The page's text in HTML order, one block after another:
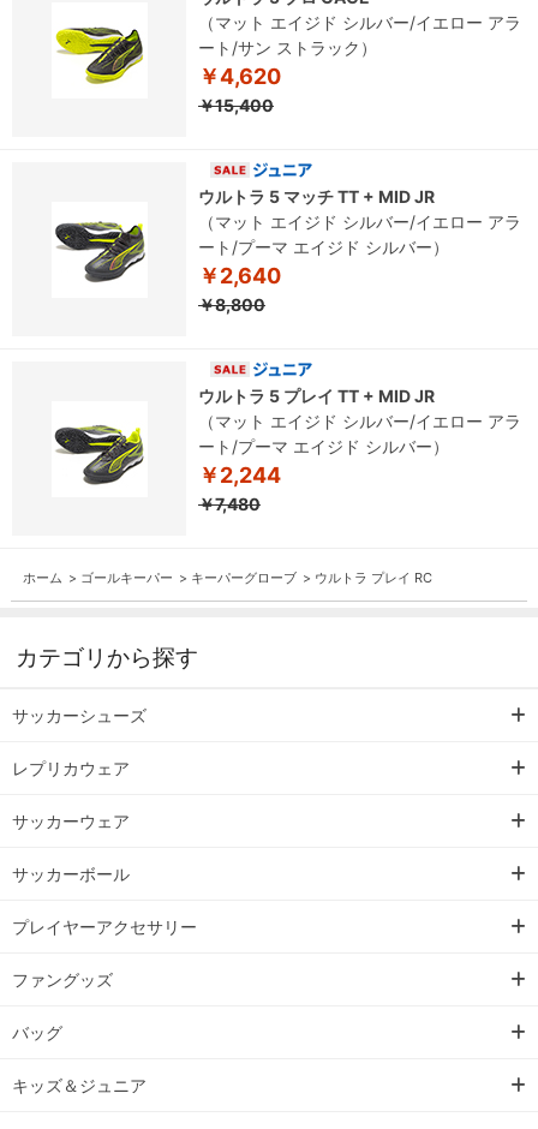
（マット エイジド シルバー/イエロー アラ
ート/サン ストラック）
￥4,620
￥15,400
ウルトラ 5 マッチ TT + MID JR
（マット エイジド シルバー/イエロー アラ
ート/プーマ エイジド シルバー）
￥2,640
￥8,800
ウルトラ 5 プレイ TT + MID JR
（マット エイジド シルバー/イエロー アラ
ート/プーマ エイジド シルバー）
￥2,244
￥7,480
ホーム > ゴールキーパー > キーパーグローブ > ウルトラ プレイ RC
カテゴリから探す
サッカーシューズ
レプリカウェア
サッカーウェア
サッカーボール
プレイヤーアクセサリー
ファングッズ
バッグ
キッズ＆ジュニア